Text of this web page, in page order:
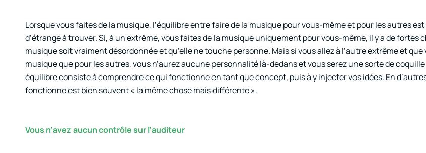
Lorsque vous faites de la musique, l’équilibre entre faire de la musique pour vous-même et pour les autres
d’étrange à trouver. Si, à un extrême, vous faites de la musique uniquement pour vous-même, il y a de fortes
musique soit vraiment désordonnée et qu’elle ne touche personne. Mais si vous allez à l’autre extrême et que
musique que pour les autres, vous n’aurez aucune personnalité là-dedans et vous serez une sorte de coquille
équilibre consiste à comprendre ce qui fonctionne en tant que concept, puis à y injecter vos idées. En
fonctionne est bien souvent « la même chose mais différente ».
Vous n’avez aucun contrôle sur l’auditeur